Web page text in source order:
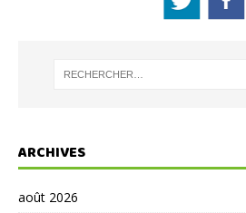
ARCHIVES
août 2026